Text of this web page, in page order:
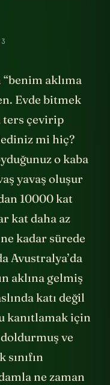
3
aklıma
Evde bitmek
ters çevirip
mi hiç?
o kaba
yavaş oluşur
10000 kat
kat daha az
kadar sürede
Avustralya’da
aklına gelmiş
katı değil
kanıtlamak için
ve
ne zaman